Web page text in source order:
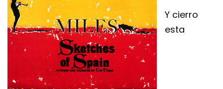
Y cierro
esta